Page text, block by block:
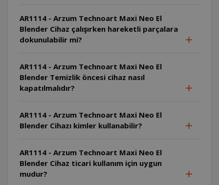
AR1114 - Arzum Technoart Maxi Neo El
Blender Cihaz çalışırken hareketli parçalara
dokunulabilir mi?
AR1114 - Arzum Technoart Maxi Neo El
Blender Temizlik öncesi cihaz nasıl
kapatılmalıdır?
AR1114 - Arzum Technoart Maxi Neo El
Blender Cihazı kimler kullanabilir?
AR1114 - Arzum Technoart Maxi Neo El
Blender Cihaz ticari kullanım için uygun
mudur?